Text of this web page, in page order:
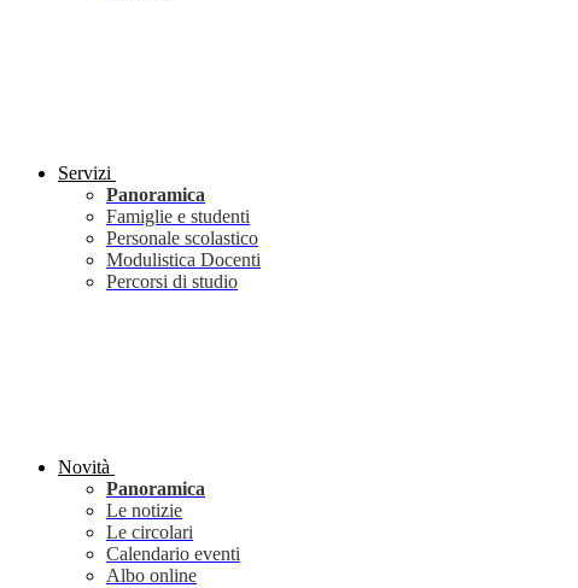
Servizi
Panoramica
Famiglie e studenti
Personale scolastico
Modulistica Docenti
Percorsi di studio
Novità
Panoramica
Le notizie
Le circolari
Calendario eventi
Albo online